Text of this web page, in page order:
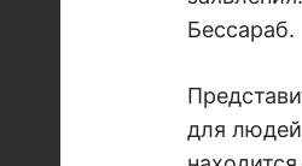
Бессараб.
для